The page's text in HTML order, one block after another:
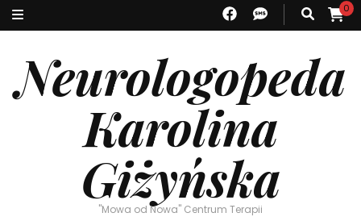
0
Neurologopeda
Karolina
Giżyńska
"Mowa od Nowa" Centrum Terapii